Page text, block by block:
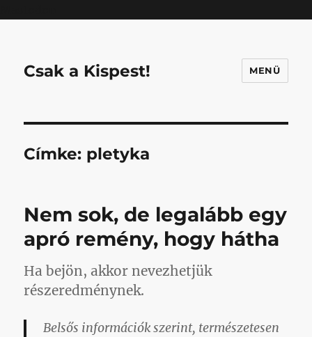
Csak a Kispest! MENÜ
Címke: pletyka
Nem sok, de legalább egy
apró remény, hogy hátha
Ha bejön, akkor nevezhetjük
részeredménynek.
Belsős információk szerint, természetesen